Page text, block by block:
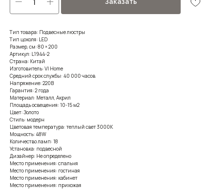
Заказать
Тип товара: Подвесные люстры
Тип цоколя: LED
Размер, см: 80 × 200
Артикул: L1944-2
Страна: Китай
Изготовитель: VI Home
Средний срок службы: 40 000 часов
Напряжение: 220В
Гарантия: 2 года
Материал: Металл, Акрил
Площадь освещения: 10-15 м2
Цвет: Золото
Стиль: модерн
Цветовая температура: теплый свет 3000К
Мощность: 48W
Количество ламп: 18
Установка: подвесной
Дизайнер: Не определено
Место применения: спальня
Место применения: гостиная
Место применения: кабинет
Место применения: прихожая